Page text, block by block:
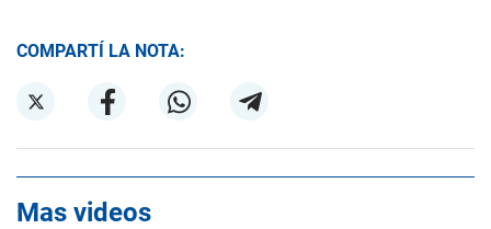
COMPARTÍ LA NOTA:
Mas videos